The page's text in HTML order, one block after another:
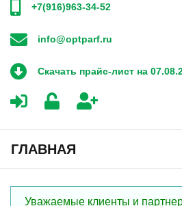
+7(916)963-34-52
info@optparf.ru
Скачать прайс-лист на
ГЛАВНАЯ
Уважаемые клиенты и